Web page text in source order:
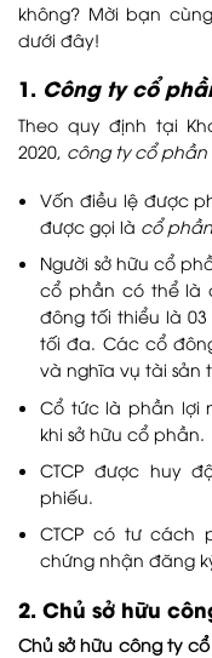
không? Mời bạn
dưới đây!
1. Công ty cổ
Theo quy định tại
2020, công ty cổ phần
Vốn điều lệ được
được gọi là cổ
Người sở hữu cổ
cổ phần có thể là
đông tối thiểu là
tối đa. Các cổ
và nghĩa vụ tài sản
Cổ tức là phần lợi
khi sở hữu cổ phần.
CTCP được huy
phiếu.
CTCP có tư cách
chứng nhận đăng
2. Chủ sở hữu
Chủ sở hữu công ty